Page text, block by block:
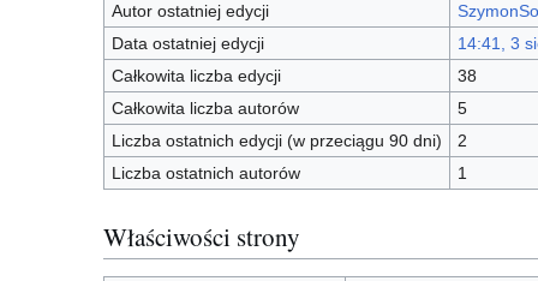
Autor ostatniej edycji
Data ostatniej edycji
14:41, 3
Całkowita liczba edycji
38
Całkowita liczba autorów
5
Liczba ostatnich edycji (w przeciągu 90 dni)
2
Liczba ostatnich autorów
1
Właściwości strony